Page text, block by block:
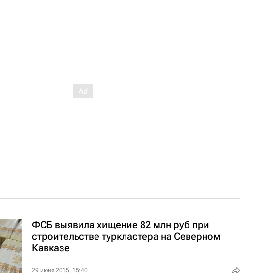
ФСБ выявила хищение 82 млн руб при
строительстве туркластера на Северном
Кавказе
29 июня 2015, 15:40